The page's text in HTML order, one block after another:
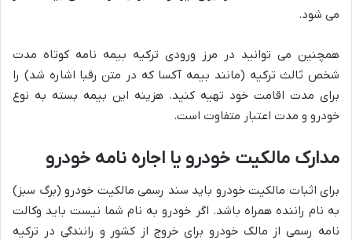
می شود.
همچنین می توانید در مرز ورودی ترکیه بیمه نامه کوتاه مدت
شخص ثالث ترکیه (مانند بیمه آکسا که در متن رقبا اشاره شد) را
برای مدت اقامت خود تهیه کنید. هزینه این بیمه بسته به نوع
خودرو و مدت اعتبار متفاوت است.
مدارک مالکیت خودرو یا اجاره نامه خودرو
برای اثبات مالکیت خودرو باید سند رسمی مالکیت خودرو (برگ سبز)
به نام راننده همراه باشد. اگر خودرو به نام شما نیست باید وکالت
نامه رسمی از مالک خودرو برای خروج از کشور و رانندگی در ترکیه